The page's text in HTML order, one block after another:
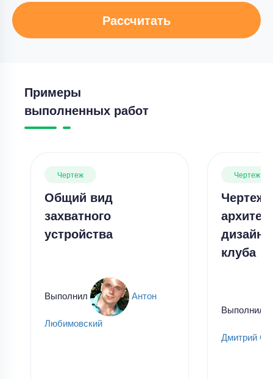
Рассчитать
Примеры
выполненных работ
Чертеж
Общий вид
захватного
устройства
Выполнил Антон
Любимовский
Чертеж
Чертеж
клуба
Выполнил
Дмитрий